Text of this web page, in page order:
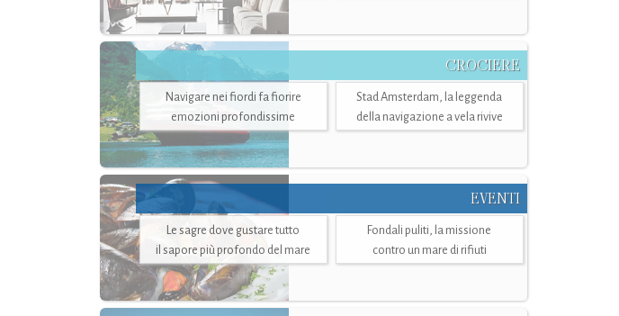
CROCIERE
Navigare nei fiordi fa fiorire
emozioni profondissime
Stad Amsterdam, la leggenda
della navigazione a vela rivive
EVENTI
Le sagre dove gustare tutto
il sapore più profondo del mare
Fondali puliti, la missione
contro un mare di rifiuti